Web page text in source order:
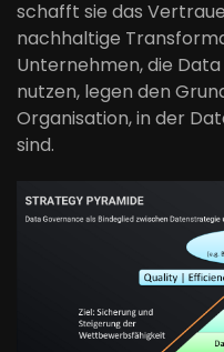
schafft sie das
nachhaltige
Unternehmen, die
nutzen, legen den
Organisation, in der
sind.